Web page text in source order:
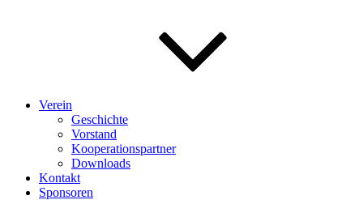
Verein
Geschichte
Vorstand
Kooperationspartner
Downloads
Kontakt
Sponsoren